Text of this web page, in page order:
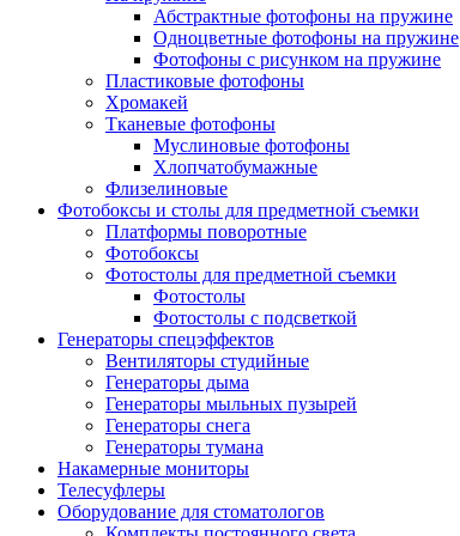
Абстрактные фотофоны на пружине
Одноцветные фотофоны на пружине
Фотофоны с рисунком на пружине
Пластиковые фотофоны
Хромакей
Тканевые фотофоны
Муслиновые фотофоны
Хлопчатобумажные
Флизелиновые
Фотобоксы и столы для предметной съемки
Платформы поворотные
Фотобоксы
Фотостолы для предметной съемки
Фотостолы
Фотостолы с подсветкой
Генераторы спецэффектов
Вентиляторы студийные
Генераторы дыма
Генераторы мыльных пузырей
Генераторы снега
Генераторы тумана
Накамерные мониторы
Телесуфлеры
Оборудование для стоматологов